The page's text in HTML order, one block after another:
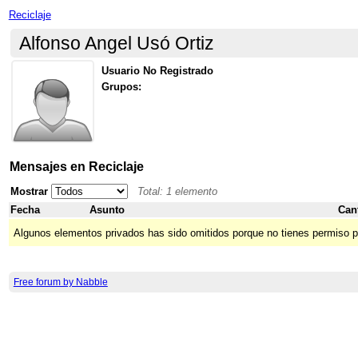
Reciclaje
Alfonso Angel Usó Ortiz
Usuario No Registrado
Grupos:
Mensajes en Reciclaje
Mostrar
Total: 1 elemento
Fecha
Asunto
Algunos elementos privados has sido omitidos porque no tienes permiso
Free forum by Nabble